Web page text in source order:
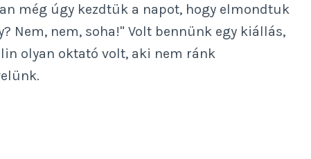
még úgy kezdtük a napot, hogy elmondtuk
Nem, nem, soha!" Volt bennünk egy kiállás,
olyan oktató volt, aki nem ránk